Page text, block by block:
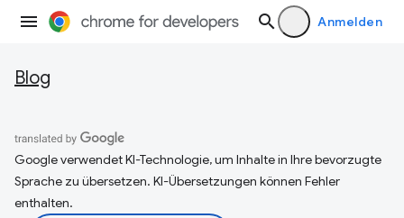
Anmelden
Blog
Google verwendet KI-Technologie, um Inhalte in Ihre bevorzugte
Sprache zu übersetzen. KI-Übersetzungen können Fehler
enthalten.